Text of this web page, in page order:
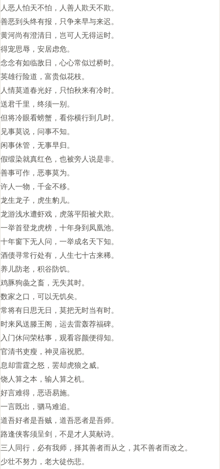
人恶人怕天不怕，人善人欺天不欺。
善恶到头终有报，只争来早与来迟。
黄河尚有澄清日，岂可人无得运时。
得宠思辱，安居虑危。
念念有如临敌日，心心常似过桥时。
英雄行险道，富贵似花枝。
人情莫道春光好，只怕秋来有冷时。
送君千里，终须一别。
但将冷眼看螃蟹，看你横行到几时。
见事莫说，问事不知。
闲事休管，无事早归。
假缎染就真红色，也被旁人说是非。
善事可作，恶事莫为。
许人一物，千金不移。
龙生龙子，虎生豹儿。
龙游浅水遭虾戏，虎落平阳被犬欺。
一举首登龙虎榜，十年身到凤凰池。
十年窗下无人问，一举成名天下知。
酒债寻常行处有，人生七十古来稀。
养儿防老，积谷防饥。
鸡豚狗彘之畜，无失其时。
数家之口，可以无饥矣。
常将有日思无日，莫把无时当有时。
时来风送滕王阁，运去雷轰荐福碑。
入门休问荣枯事，观看容颜便得知。
官清书吏瘦，神灵庙祝肥。
息却雷霆之怒，罢却虎狼之威。
饶人算之本，输人算之机。
好言难得，恶语易施。
一言既出，驷马难追。
道吾好者是吾贼，道吾恶者是吾师。
路逢侠客须呈剑，不是才人莫献诗。
三人同行，必有我师，择其善者而从之，其不善者而改之。
少壮不努力，老大徒伤悲。